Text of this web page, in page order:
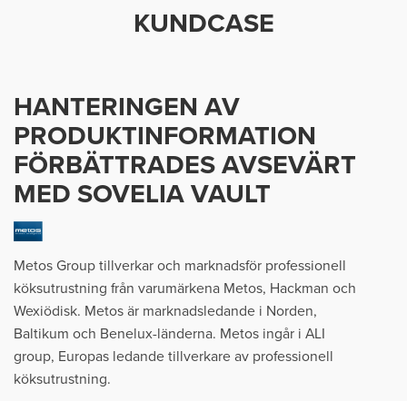
KUNDCASE
HANTERINGEN AV
PRODUKTINFORMATION
FÖRBÄTTRADES AVSEVÄRT
MED SOVELIA VAULT
Metos Group tillverkar och marknadsför professionell
köksutrustning från varumärkena Metos, Hackman och
Wexiödisk. Metos är marknadsledande i Norden,
Baltikum och Benelux-länderna. Metos ingår i ALI
group, Europas ledande tillverkare av professionell
köksutrustning.